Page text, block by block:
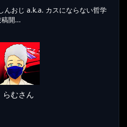
んおじ a.k.a. カスにならない哲学
開...
らむさん